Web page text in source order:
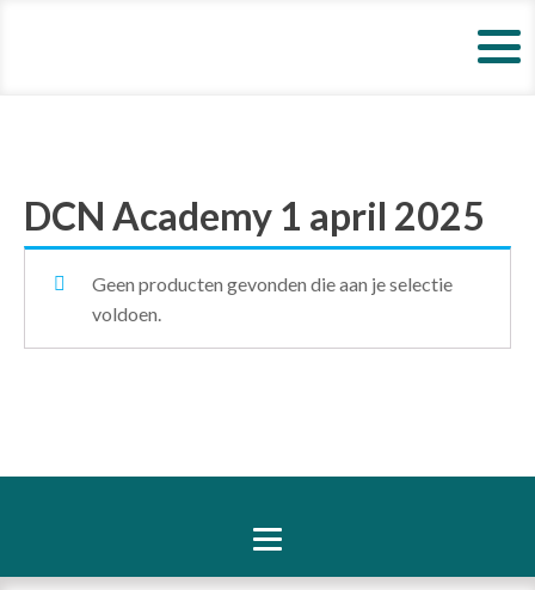
DCN Academy 1 april 2025
Geen producten gevonden die aan je selectie
voldoen.